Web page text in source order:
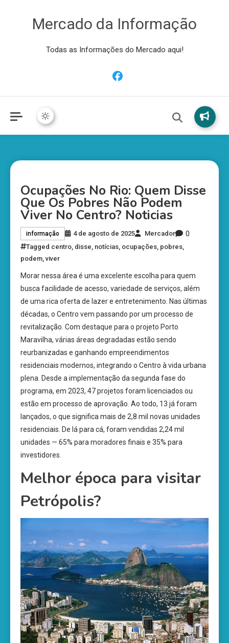
Mercado da Informação
Todas as Informações do Mercado aqui!
Ocupações No Rio: Quem Disse
Que Os Pobres Não Podem
Viver No Centro? Noticias
informação 4 de agosto de 2025 Mercador 0
Tagged centro disse notícias ocupações pobres
podem ,viver
Morar nessa área é uma excelente escolha para quem
busca facilidade de acesso, variedade de serviços, além
de uma rica oferta de lazer e entretenimento. Nas últimas
décadas, o Centro vem passando por um processo de
revitalização. Com destaque para o projeto Porto
Maravilha, várias áreas degradadas estão sendo
reurbanizadas e ganhando empreendimentos
residenciais modernos, integrando o Centro à vida urbana
plena. Desde a implementação da segunda fase do
programa, em 2023, 47 projetos foram licenciados ou
estão em processo de aprovação. Ao todo, 13 já foram
lançados, o que significa mais de 2,8 mil novas unidades
residenciais. De lá para cá, foram vendidas 2,24 mil
unidades — 65% para moradores finais e 35% para
investidores.
Melhor época para visitar
Petrópolis?